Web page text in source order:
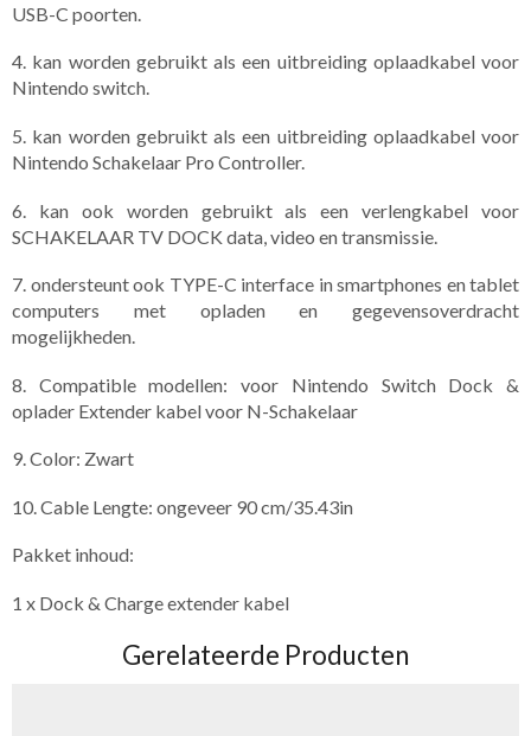
USB-C poorten.
4. kan worden gebruikt als een uitbreiding oplaadkabel voor
Nintendo switch.
5. kan worden gebruikt als een uitbreiding oplaadkabel voor
Nintendo Schakelaar Pro Controller.
6. kan ook worden gebruikt als een verlengkabel voor
SCHAKELAAR TV DOCK data, video en transmissie.
7. ondersteunt ook TYPE-C interface in smartphones en tablet
computers met opladen en gegevensoverdracht
mogelijkheden.
8. Compatible modellen: voor Nintendo Switch Dock &
oplader Extender kabel voor N-Schakelaar
9. Color: Zwart
10. Cable Lengte: ongeveer 90 cm/35.43in
Pakket inhoud:
1 x Dock & Charge extender kabel
Gerelateerde Producten